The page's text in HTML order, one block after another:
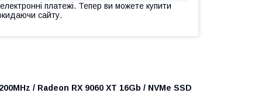
платежі. Тепер ви можете купити
сайту.
/ Radeon RX 9060 XT 16Gb / NVMe SSD